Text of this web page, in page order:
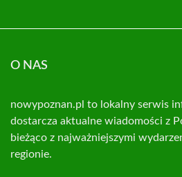
O NAS
nowypoznan.pl to lokalny serwis
dostarcza aktualne wiadomości z
bieżąco z najważniejszymi
regionie.